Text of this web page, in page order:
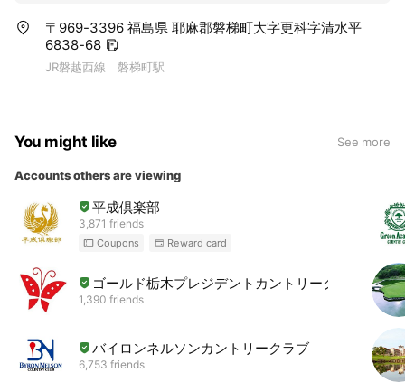
〒969-3396 福島県 耶麻郡磐梯町大字更科字清水平
6838-68
JR磐越西線 磐梯町駅
You might like See more
Accounts others are viewing
平成倶楽部
3,871 friends
Coupons Reward card
ゴールド栃木プレジデントカントリークラブ
1,390 friends
バイロンネルソンカントリークラブ
6,753 friends